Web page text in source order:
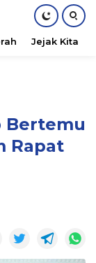
Jejak Kita
Bertemu
Rapat